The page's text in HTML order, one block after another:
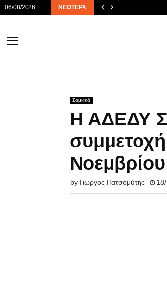
06/08/2026 ΝΕΌΤΕΡΑ
Σαμιακά
Η ΑΔΕΔΥ
Νοεμβρίου
by Γιώργος Πατσομύτης